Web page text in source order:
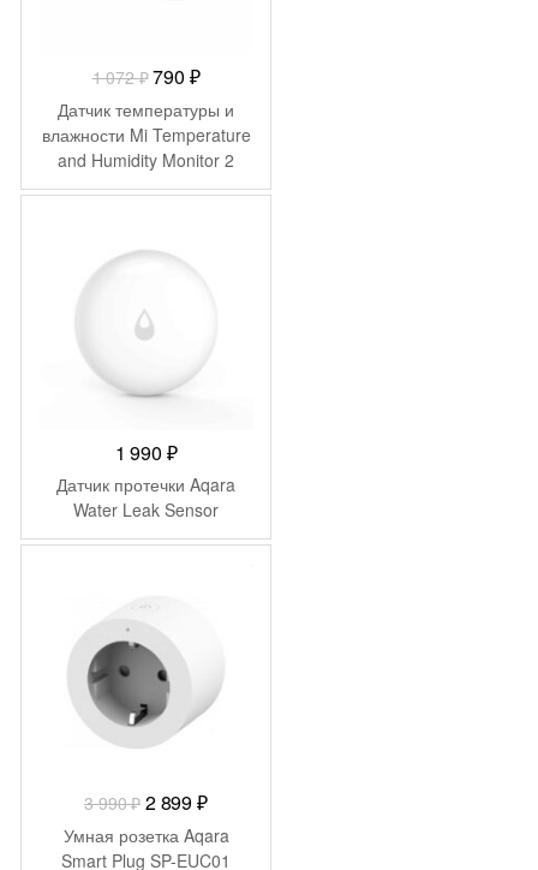
1 072₽Первоначальная
цена
составляла
1
072 ₽.
790 ₽Текущая
цена:
790 ₽.
Датчик температуры и
влажности Mi Temperature
and Humidity Monitor 2
LYWSD03MMC
1 990 ₽
Датчик протечки Aqara
Water Leak Sensor
3 990₽ Первоначальная
цена
составляла
2 899₽Текущая
цена:
2
Умная розетка Aqara
Smart Plug SP-EUC01